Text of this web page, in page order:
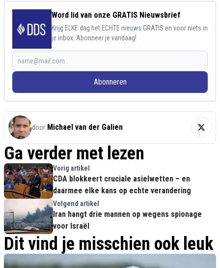
Word lid van onze GRATIS Nieuwsbrief
Krijg ELKE dag het ECHTE nieuws GRATIS en voor niets in
je inbox. Abonneer je vandaag!
Abonneren
door Michael van der Galien
Ga verder met lezen
Vorig artikel
CDA blokkeert cruciale asielwetten – en
daarmee elke kans op echte verandering
Volgend artikel
Iran hangt drie mannen op wegens spionage
voor Israël
Dit vind je misschien ook leuk